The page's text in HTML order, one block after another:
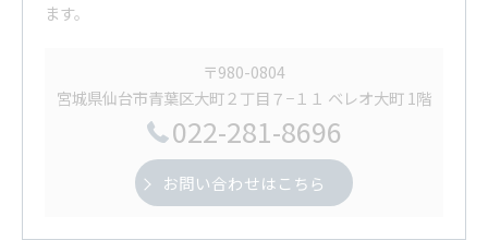
ます。
〒980-0804
宮城県仙台市青葉区大町２丁目７−１１ ベレオ大町 1階
022-281-8696
お問い合わせはこちら